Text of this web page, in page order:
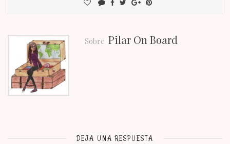
Sobre Pilar On Board
DEJA UNA RESPUESTA